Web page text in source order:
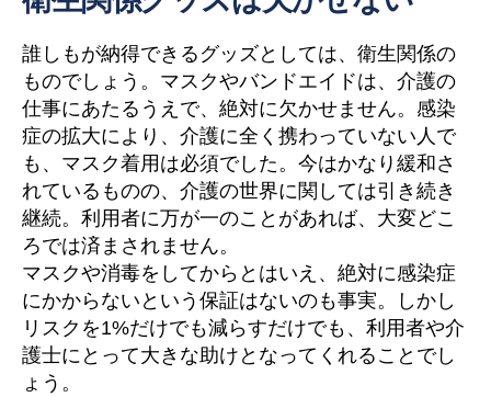
誰しもが納得できるグッズとしては、衛生関係の
ものでしょう。マスクやバンドエイドは、介護の
仕事にあたるうえで、絶対に欠かせません。感染
症の拡大により、介護に全く携わっていない人で
も、マスク着用は必須でした。今はかなり緩和さ
れているものの、介護の世界に関しては引き続き
継続。利用者に万が一のことがあれば、大変どこ
ろでは済まされません。
マスクや消毒をしてからとはいえ、絶対に感染症
にかからないという保証はないのも事実。しかし
リスクを1%だけでも減らすだけでも、利用者や介
護士にとって大きな助けとなってくれることでし
ょう。